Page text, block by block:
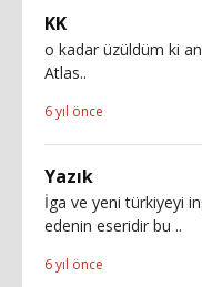
KK
o kadar üzüldüm ki
Atlas..
6 yıl önce
Yazık
İga ve yeni türkiyeyi
edenin eseridir bu ..
6 yıl önce